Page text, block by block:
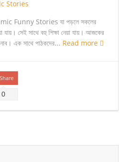
Funny Stories যা পড়লে সকলের
যায়। সেই সাথে বহু শিক্ষা নেয়া যায়। আজকের
এক সাথে পাঠকদের... Read more
Share
0